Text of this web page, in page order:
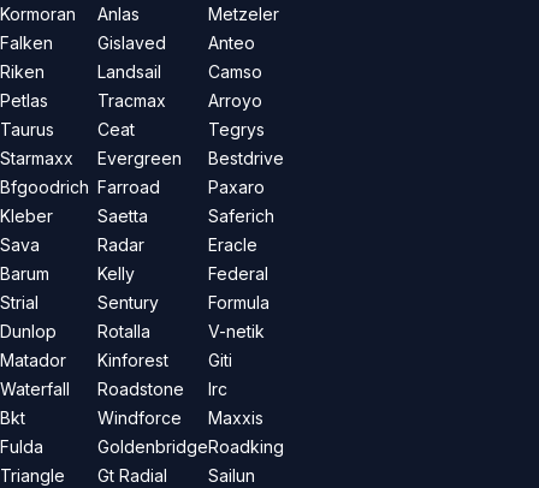
Kormoran
Falken
Riken
Petlas
Taurus
Starmaxx
Bfgoodrich
Kleber
Sava
Barum
Strial
Dunlop
Matador
Waterfall
Bkt
Fulda
Triangle
Anlas
Gislaved
Landsail
Tracmax
Ceat
Evergreen
Farroad
Saetta
Radar
Kelly
Sentury
Rotalla
Kinforest
Roadstone
Windforce
Goldenbridge
Gt Radial
Metzeler
Anteo
Camso
Arroyo
Tegrys
Bestdrive
Paxaro
Saferich
Eracle
Federal
Formula
V-netik
Giti
Irc
Maxxis
Roadking
Sailun